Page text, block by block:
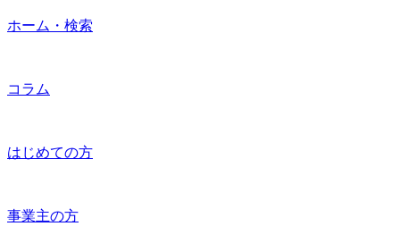
ホーム・検索
コラム
はじめての方
事業主の方